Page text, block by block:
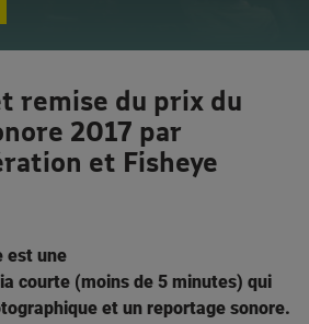
remise du prix du
2017 par
et Fisheye
est une
courte (moins de 5 minutes) qui
et un reportage sonore.